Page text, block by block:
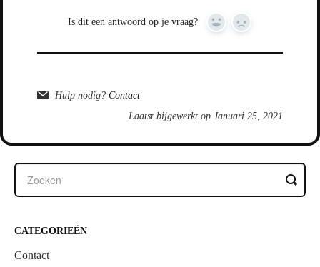
Is dit een antwoord op je vraag? Yes No
Hulp nodig? Contact
Laatst bijgewerkt op Januari 25, 2021
CATEGORIEËN
Contact